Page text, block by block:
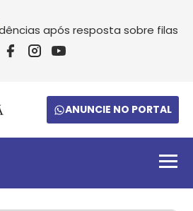
resposta sobre filas da saúde em
ANUNCIE NO PORTAL